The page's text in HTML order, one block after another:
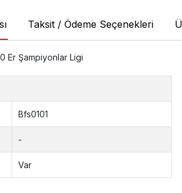
Taksit / Ödeme Seçenekleri
Er Şampiyonlar Ligi
Bfs0101
-
Var